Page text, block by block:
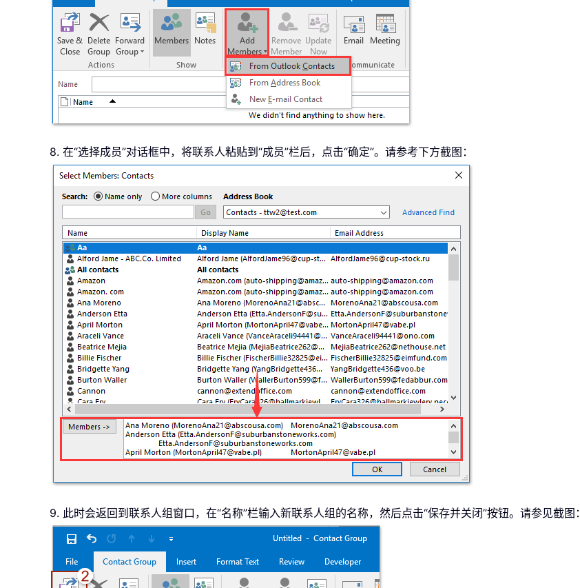
8. 在“选择成员”对话框中，将联系人粘贴到“成员”栏后，点击“确定”。请参考下方截图：
9. 此时会返回到联系人组窗口，在“名称”栏输入新联系人组的名称，然后点击“保存并关闭”按钮。请参见截图：